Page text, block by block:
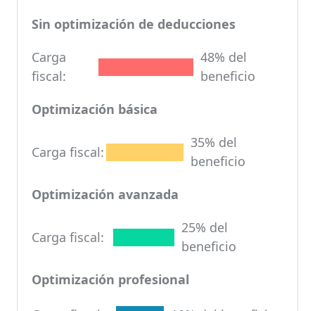
Sin optimización de deducciones
Carga
fiscal:
48% del
beneficio
Optimización básica
Carga fiscal:
35% del
beneficio
Optimización avanzada
Carga fiscal:
25% del
beneficio
Optimización profesional